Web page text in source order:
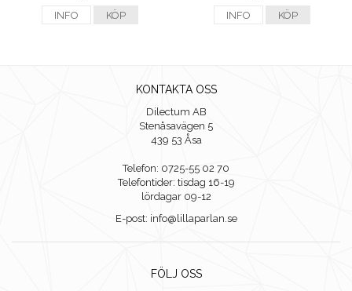
INFO KÖP INFO KÖP
KONTAKTA OSS
Dilectum AB
Stenåsavägen 5
439 53 Åsa
Telefon: 0725-55 02 70
Telefontider: tisdag 16-19
lördagar 09-12
E-post: info@lillaparlan.se
FÖLJ OSS